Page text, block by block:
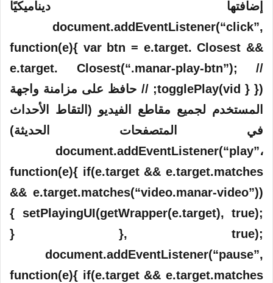
إضافتها ديناميكيًا
document.addEventListener(“click”,
function(e){ var btn = e.target. Closest &&
e.target. Closest(“.manar-play-btn”); //
togglePlay(vid } }); // حافظ على مزامنة واجهة
المستخدم لجميع مقاطع الفيديو (التقاط الأحداث
في المتصفحات الحديثة)
document.addEventListener(“play”،
function(e){ if(e.target && e.target.matches
&& e.target.matches(“video.manar-video”))
{ setPlayingUI(getWrapper(e.target), true);
} }, true);
document.addEventListener(“pause”,
function(e){ if(e.target && e.target.matches